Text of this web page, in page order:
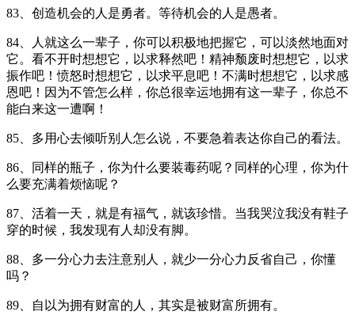
83、创造机会的人是勇者。等待机会的人是愚者。
84、人就这么一辈子，你可以积极地把握它，可以淡然地面对
它。看不开时想想它，以求释然吧！精神颓废时想想它，以求
振作吧！愤怒时想想它，以求平息吧！不满时想想它，以求感
恩吧！因为不管怎么样，你总很幸运地拥有这一辈子，你总不
能白来这一遭啊！
85、多用心去倾听别人怎么说，不要急着表达你自己的看法。
86、同样的瓶子，你为什么要装毒药呢？同样的心理，你为什
么要充满着烦恼呢？
87、活着一天，就是有福气，就该珍惜。当我哭泣我没有鞋子
穿的时候，我发现有人却没有脚。
88、多一分心力去注意别人，就少一分心力反省自己，你懂
吗？
89、自以为拥有财富的人，其实是被财富所拥有。